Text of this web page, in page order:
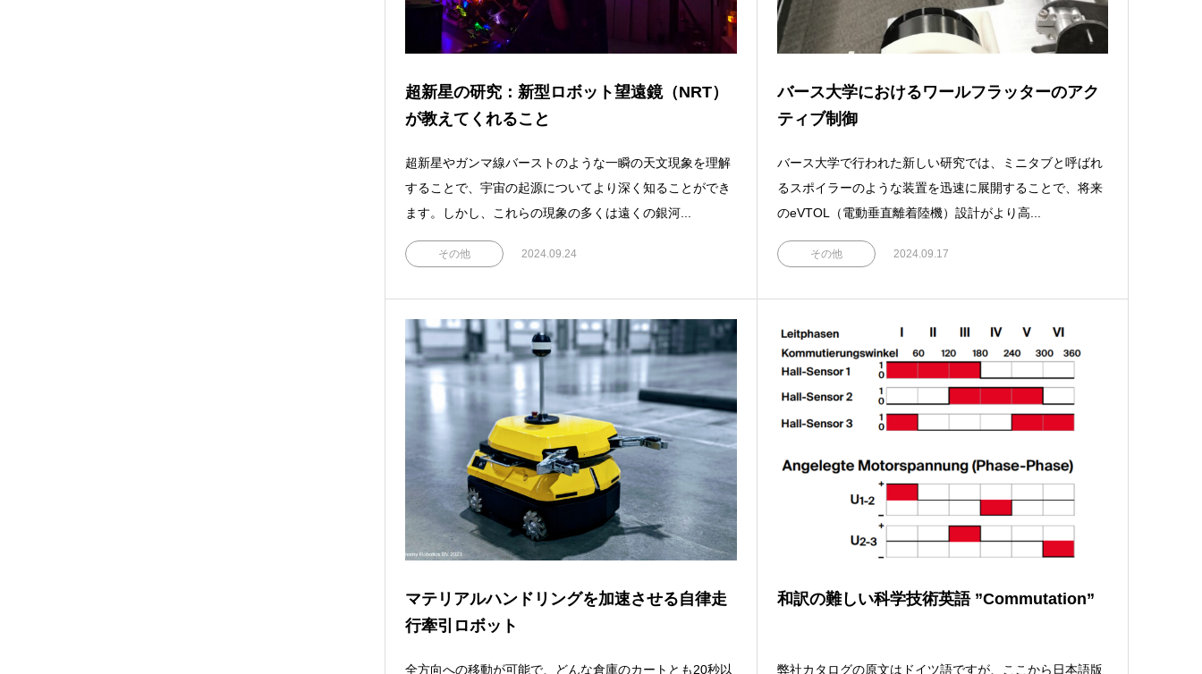
超新星の研究：新型ロボット望遠鏡（NRT）
が教えてくれること
超新星やガンマ線バーストのような一瞬の天文現象を理解
することで、宇宙の起源についてより深く知ることができ
ます。しかし、これらの現象の多くは遠くの銀河...
その他 2024.09.24
バース大学におけるワールフラッターのアク
ティブ制御
バース大学で行われた新しい研究では、ミニタブと呼ばれ
るスポイラーのような装置を迅速に展開することで、将来
のeVTOL（電動垂直離着陸機）設計がより高...
その他 2024.09.17
マテリアルハンドリングを加速させる自律走
行牽引ロボット
全方向への移動が可能で、どんな倉庫のカートとも20秒以
和訳の難しい科学技術英語 ”Commutation”
弊社カタログの原文はドイツ語ですが、ここから日本語版